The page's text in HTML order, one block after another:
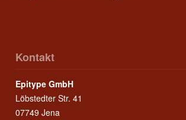
Kontakt
Epitype GmbH
Löbstedter Str. 41
07749 Jena